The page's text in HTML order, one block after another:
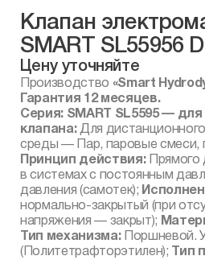
Клапан
SMART SL55956
Цену уточняйте
Производство «Smart
Гарантия 12 месяцев.
Серия: SMART SL5595 —
клапана: Для
среды — Пар, паровые смеси,
Принцип действия:
в системах с постоянным
давления (самотек);
нормально-закрытый (при
напряжения — закрыт);
Тип механизма:
Поршневой.
(Политетрафторэтилен);
Тип